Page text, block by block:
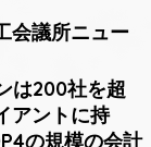
会議所ニュー
は200社を超
アントに持
の規模の会計